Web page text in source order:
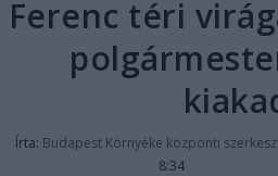
Ferenc téri
Írta: Budapest Környéke központi
8:34